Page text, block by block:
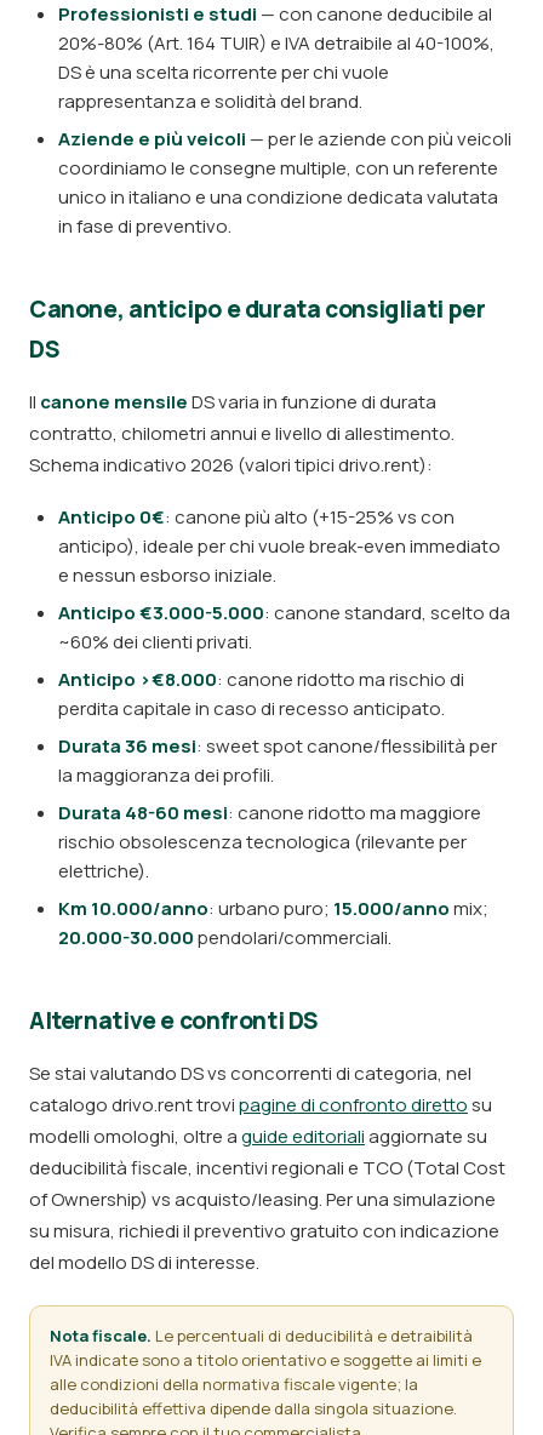
Professionisti e studi — con canone deducibile al
20%-80% (Art. 164 TUIR) e IVA detraibile al 40-100%,
DS è una scelta ricorrente per chi vuole
rappresentanza e solidità del brand.
Aziende e più veicoli — per le aziende con più veicoli
coordiniamo le consegne multiple, con un referente
unico in italiano e una condizione dedicata valutata
in fase di preventivo.
Canone, anticipo e durata consigliati per
DS
Il canone mensileDS varia in funzione di durata
contratto, chilometri annui e livello di allestimento.
Schema indicativo 2026 (valori tipici drivo.rent):
Anticipo 0€: canone più alto (+15-25% vs con
anticipo), ideale per chi vuole break-even immediato
e nessun esborso iniziale.
Anticipo €3.000-5.000: canone standard, scelto da
~60% dei clienti privati.
Anticipo >€8.000: canone ridotto ma rischio di
perdita capitale in caso di recesso anticipato.
Durata 36 mesi: sweet spot canone/flessibilità per
la maggioranza dei profili.
Durata 48-60 mesi: canone ridotto ma maggiore
rischio obsolescenza tecnologica (rilevante per
elettriche).
Km 10.000/anno: urbano puro; 15.000/annomix;
20.000-30.000pendolari/commerciali.
Alternative e confronti DS
Se stai valutando DS vs concorrenti di categoria, nel
catalogo drivo.rent trovipagine di confronto direttosu
modelli omologhi, oltre aguide editorialiaggiornate su
deducibilità fiscale, incentivi regionali e TCO (Total Cost
of Ownership) vs acquisto/leasing. Per una simulazione
su misura, richiedi il preventivo gratuito con indicazione
del modello DS di interesse.
Nota fiscale. Le percentuali di deducibilità e detraibilità
IVA indicate sono a titolo orientativo e soggette ai limiti e
alle condizioni della normativa fiscale vigente; la
deducibilità effettiva dipende dalla singola situazione.